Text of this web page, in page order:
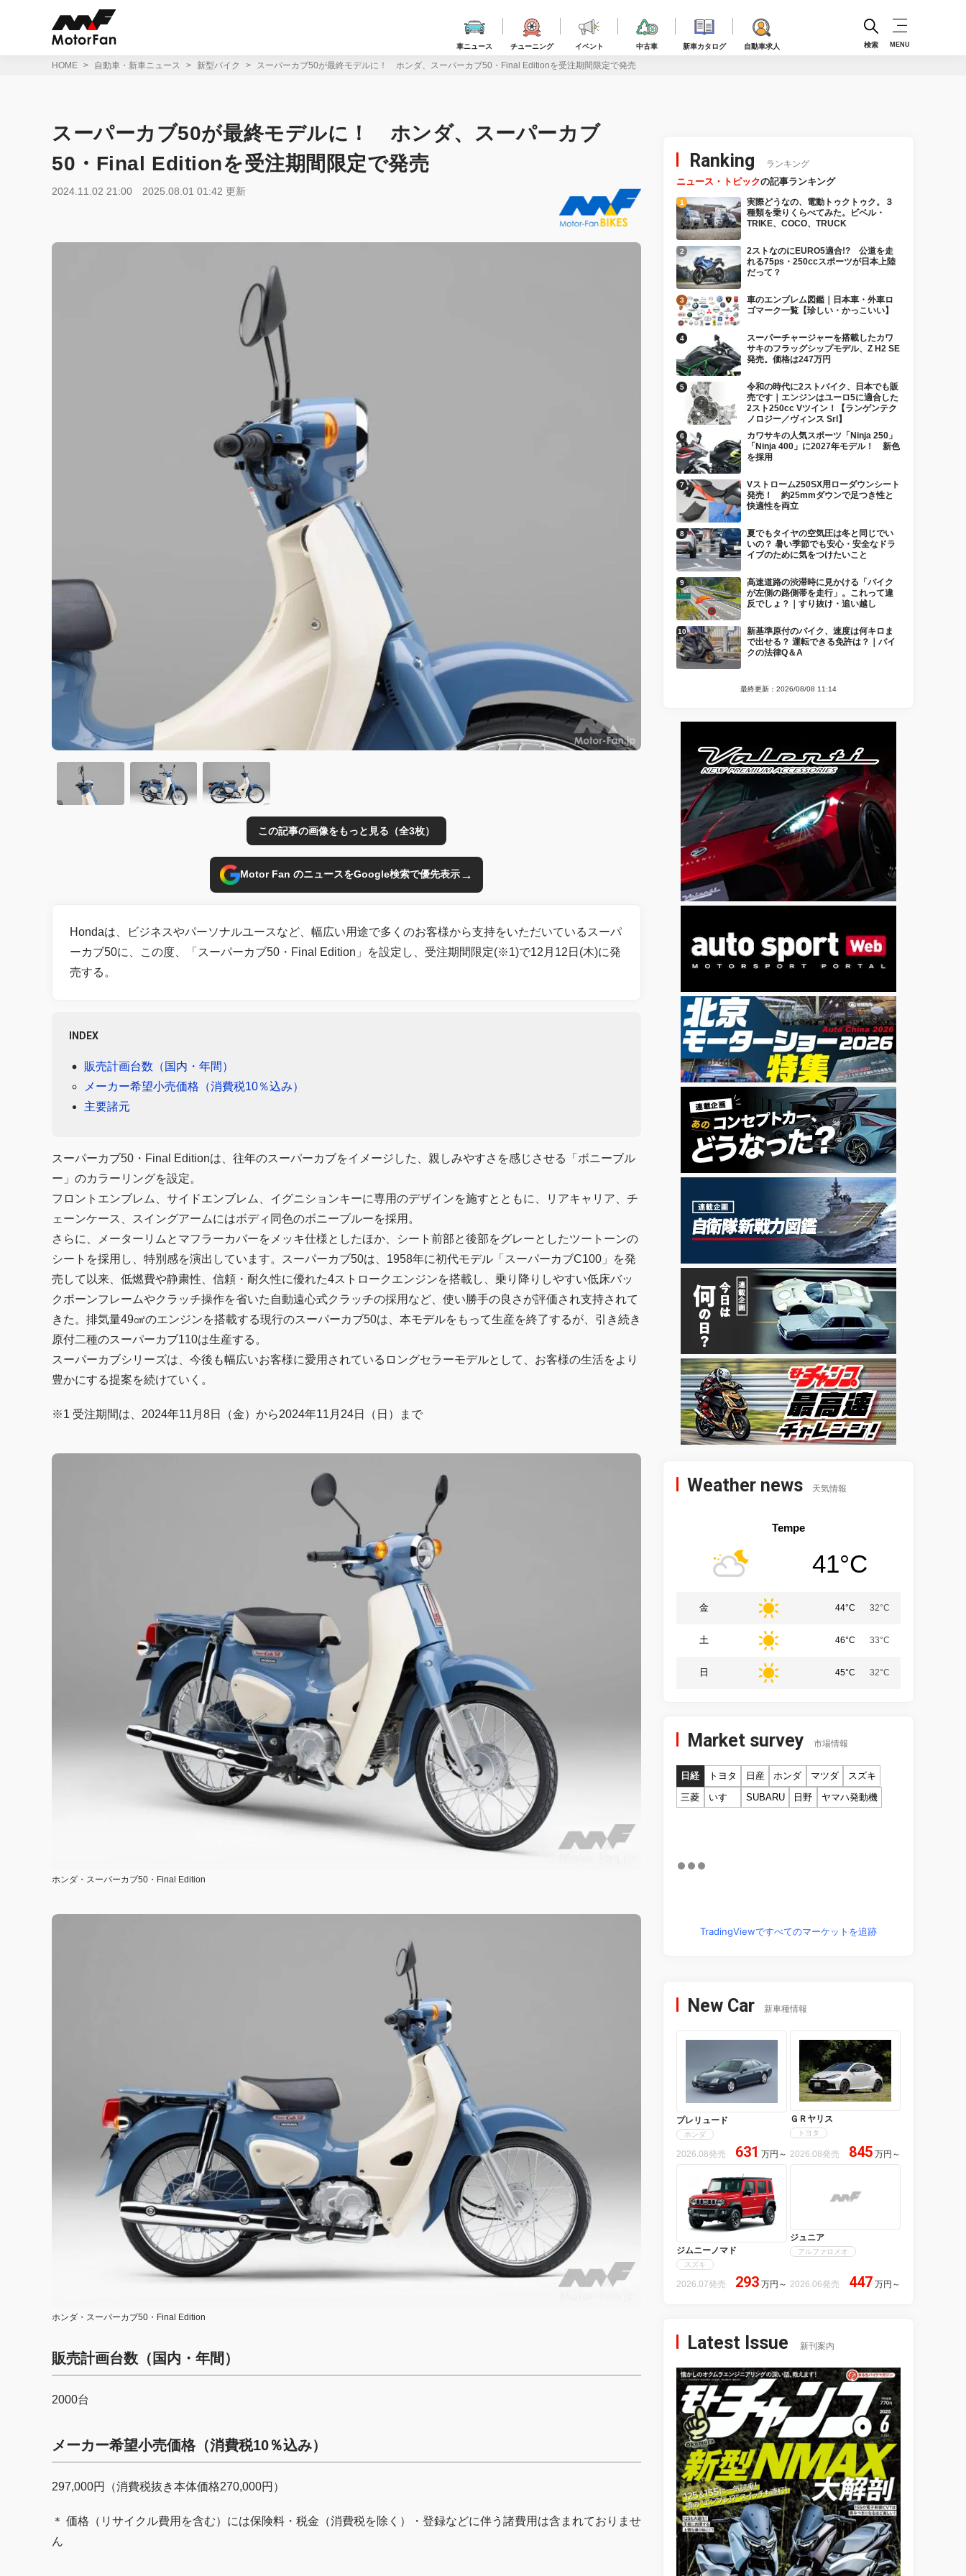
車ニュース チューニング イベント 中古車 新車カタログ 自動車求人 検索 MENU
HOME 自動車・新車ニュース 新型バイク スーパーカブ50が最終モデルに！ ホンダ、スーパーカブ50・Final Editionを受注期間限定で発売
スーパーカブ50が最終モデルに！ ホンダ、スーパーカブ
50・Final Editionを受注期間限定で発売
2024.11.02 21:00 2025.08.01 01:42 更新
この記事の画像をもっと見る（全3枚）
Motor Fan のニュースをGoogle検索で優先表示→
Hondaは、ビジネスやパーソナルユースなど、幅広い用途で多くのお客様から支持をいただいているスーパ
ーカブ50に、この度、「スーパーカブ50・Final Edition」を設定し、受注期間限定(※1)で12月12日(木)に発
売する。
INDEX
販売計画台数（国内・年間）
メーカー希望小売価格（消費税10％込み）
主要諸元
スーパーカブ50・Final Editionは、往年のスーパーカブをイメージした、親しみやすさを感じさせる「ボニーブル
ー」のカラーリングを設定。
フロントエンブレム、サイドエンブレム、イグニションキーに専用のデザインを施すとともに、リアキャリア、チ
ェーンケース、スイングアームにはボディ同色のボニーブルーを採用。
さらに、メーターリムとマフラーカバーをメッキ仕様としたほか、シート前部と後部をグレーとしたツートーンの
シートを採用し、特別感を演出しています。スーパーカブ50は、1958年に初代モデル「スーパーカブC100」を発
売して以来、低燃費や静粛性、信頼・耐久性に優れた4ストロークエンジンを搭載し、乗り降りしやすい低床バッ
クボーンフレームやクラッチ操作を省いた自動遠心式クラッチの採用など、使い勝手の良さが評価され支持されて
きた。排気量49㎤のエンジンを搭載する現行のスーパーカブ50は、本モデルをもって生産を終了するが、引き続き
原付二種のスーパーカブ110は生産する。
スーパーカブシリーズは、今後も幅広いお客様に愛用されているロングセラーモデルとして、お客様の生活をより
豊かにする提案を続けていく。
※1 受注期間は、2024年11月8日（金）から2024年11月24日（日）まで
ホンダ・スーパーカブ50・Final Edition
ホンダ・スーパーカブ50・Final Edition
販売計画台数 （国内・年間）
2000台
メーカー希望小売価格 （消費税10％込み）
297,000円（消費税抜き本体価格270,000円）
＊ 価格（リサイクル費用を含む）には保険料・税金（消費税を除く）・登録などに伴う諸費用は含まれておりませ
ん
Ranking ランキング
ニュース・トピックの記事ランキング
実際どうなの、電動トゥクトゥク。３
種類を乗りくらべてみた。ビベル・
TRIKE、COCO、TRUCK
2ストなのにEURO5適合!? 公道を走
れる75ps・250ccスポーツが日本上陸
だって？
車のエンブレム図鑑｜日本車・外車ロ
ゴマーク一覧【珍しい・かっこいい】
スーパーチャージャーを搭載したカワ
サキのフラッグシップモデル、Z H2 SE
発売。価格は247万円
令和の時代に2ストバイク、日本でも販
売です｜エンジンはユーロ5に適合した
2スト250cc Vツイン！【ランゲンテク
ノロジー／ヴィンス Srl】
カワサキの人気スポーツ「Ninja 250」
「Ninja 400」に2027年モデル！ 新色
を採用
Vストローム250SX用ローダウンシート
発売！ 約25mmダウンで足つき性と
快適性を両立
夏でもタイヤの空気圧は冬と同じでい
いの？ 暑い季節でも安心・安全なドラ
イブのために気をつけたいこと
高速道路の渋滞時に見かける「バイク
が左側の路側帯を走行」。これって違
反でしょ？｜すり抜け・追い越し
新基準原付のバイク、速度は何キロま
で出せる？ 運転できる免許は？｜バイ
クの法律Q＆A
最終更新：2026/08/08 11:14
Weather news 天気情報
Tempe
41°C
金 44°C 32°C
土 46°C 33°C
日 45°C 32°C
Market survey 市場情報
日経 トヨタ 日産 ホンダ マツダ
スズキ
三菱
いすゞ SUBARU 日野 ヤマハ発動機
TradingViewですべてのマーケットを追跡
New Car 新車種情報
プレリュード
ホンダ
2026.08発売 631 万円 ～
ＧＲヤリス
トヨタ
2026.08発売 845 万円 ～
ジムニーノマド
スズキ
2026.07発売 293 万円 ～
ジュニア
アルファロメオ
2026.06発売 447 万円 ～
Latest Issue 新刊案内